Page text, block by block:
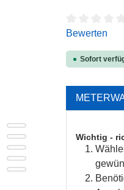
Bewerten
Sofort
Wichtig -